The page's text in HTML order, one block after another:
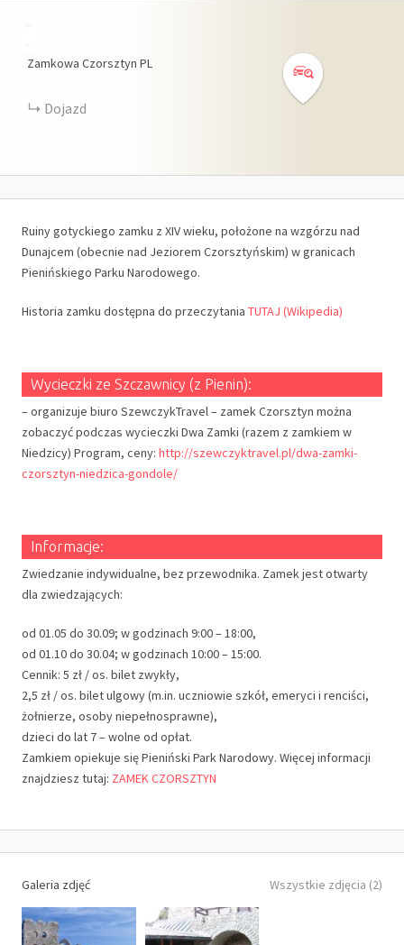
Zamkowa Czorsztyn PL
Dojazd
Ruiny gotyckiego zamku z XIV wieku, położone na wzgórzu nad
Dunajcem (obecnie nad Jeziorem Czorsztyńskim) w granicach
Pienińskiego Parku Narodowego.
Historia zamku dostępna do przeczytania TUTAJ (Wikipedia)
Wycieczki ze Szczawnicy (z Pienin):
– organizuje biuro SzewczykTravel – zamek Czorsztyn można
zobaczyć podczas wycieczki Dwa Zamki (razem z zamkiem w
Niedzicy) Program, ceny: http://szewczyktravel.pl/dwa-zamki-
czorsztyn-niedzica-gondole/
Informacje:
Zwiedzanie indywidualne, bez przewodnika. Zamek jest otwarty
dla zwiedzających:
od 01.05 do 30.09; w godzinach 9:00 – 18:00,
od 01.10 do 30.04; w godzinach 10:00 – 15:00.
Cennik: 5 zł / os. bilet zwykły,
2,5 zł / os. bilet ulgowy (m.in. uczniowie szkół, emeryci i renciści,
żołnierze, osoby niepełnosprawne),
dzieci do lat 7 – wolne od opłat.
Zamkiem opiekuje się Pieniński Park Narodowy. Więcej informacji
znajdziesz tutaj: ZAMEK CZORSZTYN
Galeria zdjęć Wszystkie zdjęcia (2)